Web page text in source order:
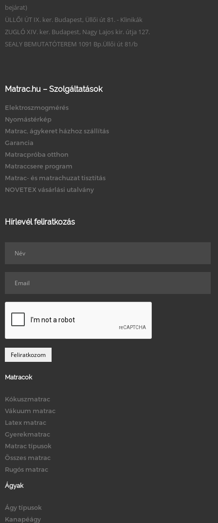
bejárat)
ÜLLŐI ÚT IX. ker. Budapest, Üllői út 81. - Klinikák
ZUGLÓ XIV. ker. Budapest, Nagy Lajos kir. útja 127.
SEALY BEMUTATÓTEREM 1091 Bp.Üllői út 81/b
Matrac.hu – Szolgáltatások
Elektroszmogmérés
Nyomástérkép
Matrac, ágykeret házhoz szállítás
Garancia
Matracpróba otthon
Matraccsere program
Matrac- és matrachuzat tisztítás
NOVETEX vásárlási utalvány
Hírlevél feliratkozás
Matracok
Kókuszmatrac
Vákuum matrac
Latex matrac
Gyerekmatrac
Matrac típusok
Összes matrac
Rugós matrac
Ágyak
Ágy típusok
Kanapéágy